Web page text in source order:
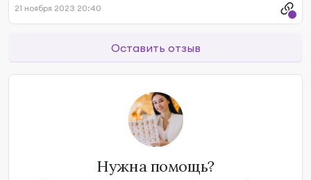
21 ноября 2023 20:40
Оставить отзыв
Нужна помощь?